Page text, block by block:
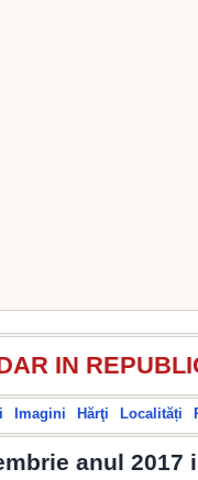
IN
Imagini Hărţi Localități
anul 2017